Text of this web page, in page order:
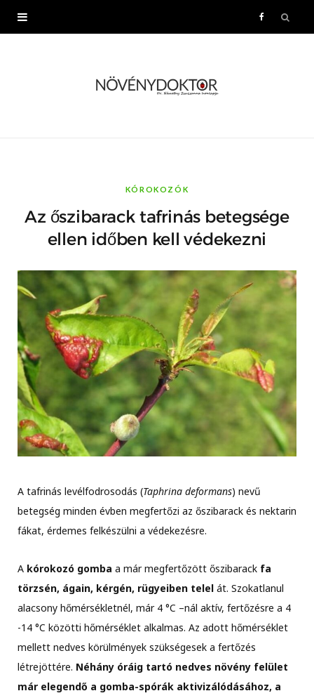
o
KÓROKOZÓK
Az őszibarack tafrinás betegsége
ellen időben kell védekezni
A tafrinás levélfodrosodás (Taphrina deformans) nevű
betegség minden évben megfertőzi az őszibarack és nektarin
fákat, érdemes felkészülni a védekezésre.
A kórokozó gomba a már megfertőzött őszibarack fa
törzsén, ágain, kérgén, rügyeiben telel át. Szokatlanul
alacsony hőmérsékletnél, már 4 °C –nál aktív, fertőzésre a 4
-14 °C közötti hőmérséklet alkalmas. Az adott hőmérséklet
mellett nedves körülmények szükségesek a fertőzés
létrejöttére. Néhány óráig tartó nedves növény felület
már elegendő a gomba-spórák aktivizálódásához, a